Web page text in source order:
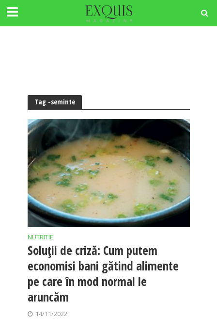
Tag -seminte
NUTRITIE
Soluții de criză: Cum putem
economisi bani gătind alimente
pe care în mod normal le
aruncăm
14/11/2022